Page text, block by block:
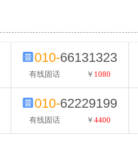
010-66131323
有线固话 ￥ 1080
010-62229199
有线固话 ￥4400